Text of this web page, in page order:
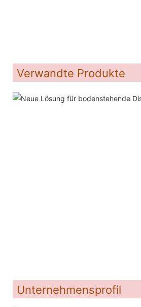
Verwandte Produkte
Unternehmensprofil